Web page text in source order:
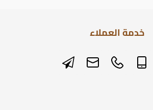
خدمة العملاء